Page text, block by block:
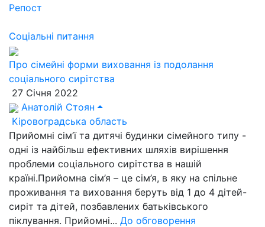
Репост
Соціальні питання
Про сімейні форми виховання із подолання
соціального сирітства
27 Січня 2022
Анатолій Стоян
Кіровоградська область
Прийомні сім’ї та дитячі будинки сімейного типу -
одні із найбільш ефективних шляхів вирішення
проблеми соціального сирітства в нашій
країні.Прийомна сім’я – це сім’я, в яку на спільне
проживання та виховання беруть від 1 до 4 дітей-
сиріт та дітей, позбавлених батьківського
піклування. Прийомні... До обговорення